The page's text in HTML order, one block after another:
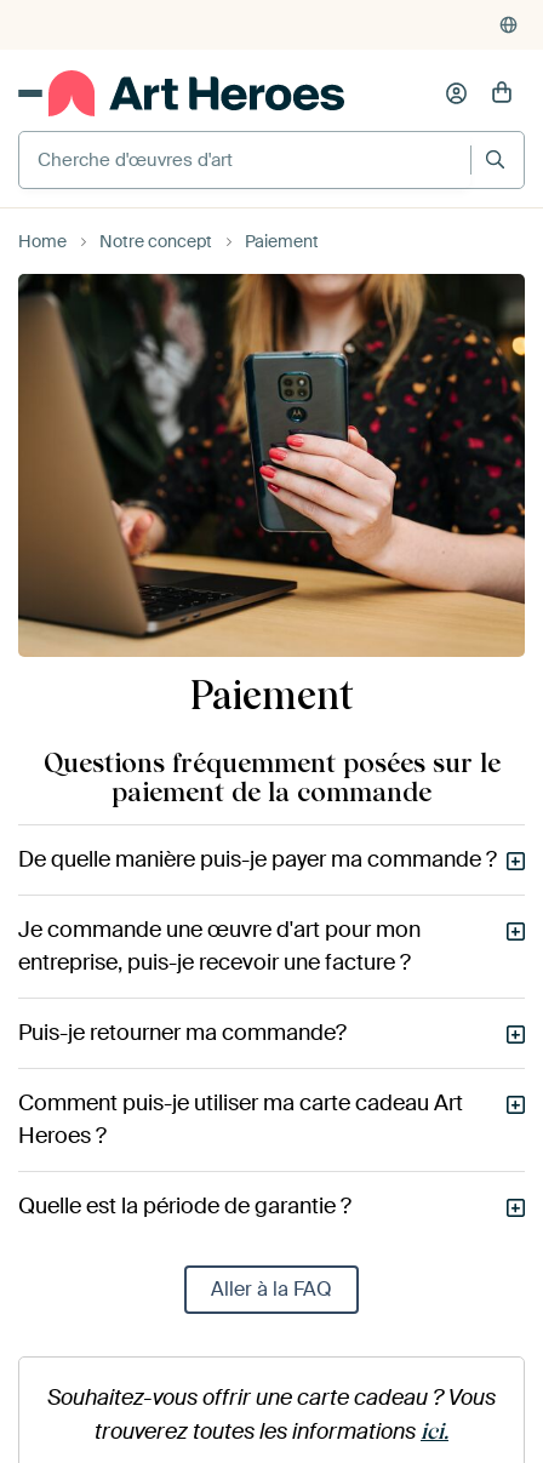
Home Notre concept Paiement
Paiement
Questions fréquemment posées sur le
paiement de la commande
De quelle manière puis-je payer ma commande ?
Je commande une œuvre d'art pour mon
entreprise, puis-je recevoir une facture ?
Puis-je retourner ma commande?
Comment puis-je utiliser ma carte cadeau Art
Heroes ?
Quelle est la période de garantie ?
Aller à la FAQ
Souhaitez-vous offrir une carte cadeau ? Vous
trouverez toutes les informations ici.